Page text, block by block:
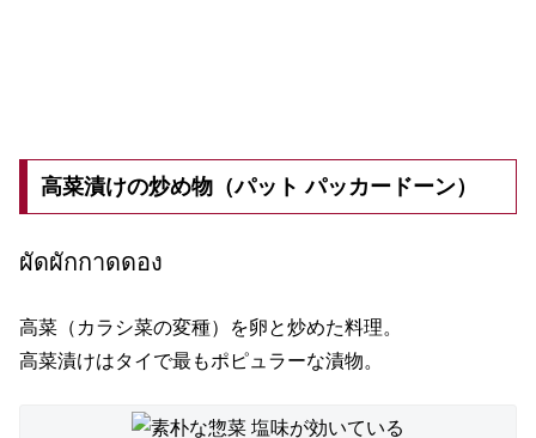
高菜漬けの炒め物（パット パッカードーン）
ผัดผักกาดดอง
高菜（カラシ菜の変種）を卵と炒めた料理。
高菜漬けはタイで最もポピュラーな漬物。